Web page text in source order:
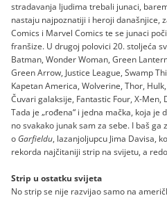
stradavanja ljudima trebali junaci,
nastaju najpoznatiji i heroji današnjice,
Comics i Marvel Comics te se junaci
franšize. U drugoj polovici 20. stoljeća
Batman, Wonder Woman, Green
Green Arrow, Justice League, Swamp
Kapetan America, Wolverine, Thor,
Čuvari galaksije, Fantastic Four, X-Men,
Tada je „rođena“ i jedna mačka, koja je
no svakako junak sam za sebe. I baš
o Garfieldu, lazanjoljupcu Jima Davisa,
rekorda najčitaniji strip na svijetu, a
Strip u ostatku svijeta
No strip se nije razvijao samo na